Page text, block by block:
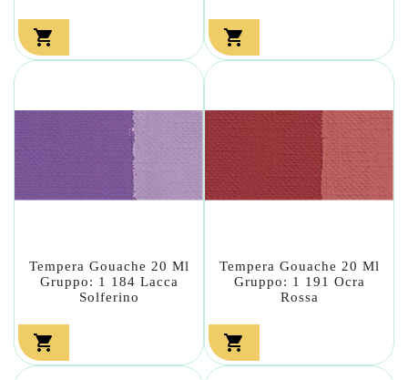
 
Tempera Gouache 20 Ml
Gruppo: 1 184 Lacca
Solferino

Tempera Gouache 20 Ml
Gruppo: 1 191 Ocra
Rossa
